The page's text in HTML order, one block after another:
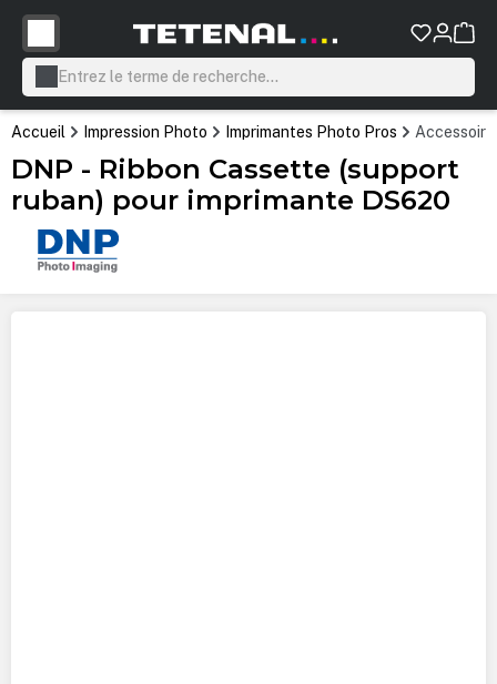
principal
Accueil Impression Photo Imprimantes Photo Pros
DNP - Ribbon Cassette (support
ruban) pour imprimante DS620